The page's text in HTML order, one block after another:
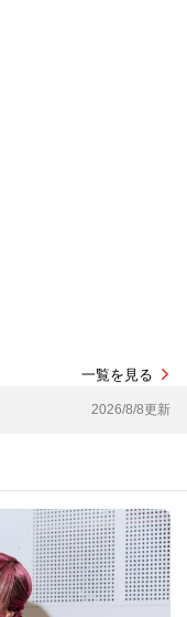
一覧を見る
2026/8/8更新